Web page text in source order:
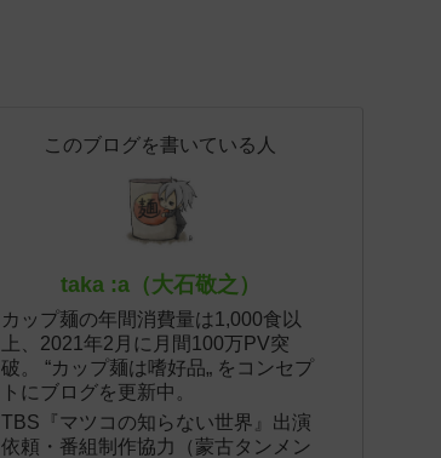
このブログを書いている人
taka :a（大石敬之）
カップ麺の年間消費量は1,000食以
上、2021年2月に月間100万PV突
破。 “カップ麺は嗜好品„ をコンセプ
トにブログを更新中。
TBS『マツコの知らない世界』出演
依頼・番組制作協力（蒙古タンメン